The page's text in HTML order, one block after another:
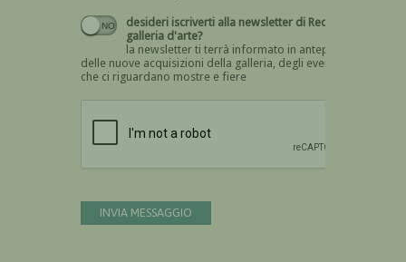
desideri iscriverti alla newsletter di Recta
galleria d'arte?
la newsletter ti terrà informato in anteprima
delle nuove acquisizioni della galleria, degli eventi
che ci riguardano mostre e fiere
INVIA MESSAGGIO